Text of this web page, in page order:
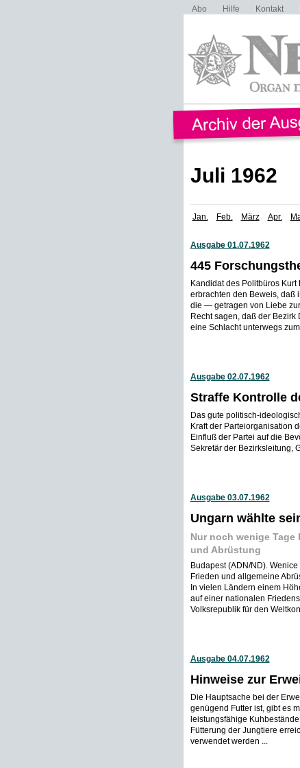
Abo Hilfe Kontakt
Juli 1962
Jan. Feb. März Apr.
Ausgabe 01.07.1962
445
Kandidat des Politbüros
erbrachten den Beweis, daß
die — getragen von Liebe
Recht sagen, daß der
eine Schlacht unterwegs
Ausgabe 02.07.1962
Straffe Kontrolle
Das gute politisch-
Kraft der Parteiorganisation
Einfluß der Partei auf die
Sekretär der Bezirksleitung,
Ausgabe 03.07.1962
Ungarn wählte
Nur noch wenige
und Abrüstung
Budapest (ADN/ND).
Frieden und allgemeine
In vielen Ländern einem
auf einer nationalen
Volksrepublik für den
Ausgabe 04.07.1962
Hinweise zur
Die Hauptsache bei der
genügend Futter ist, gibt es
leistungsfähige
Fütterung der Jungtiere
verwendet werden ...